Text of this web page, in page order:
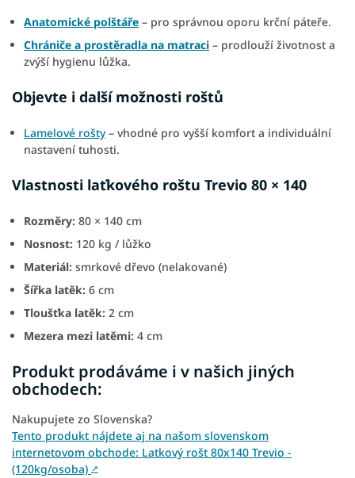
Anatomické polštáře – pro správnou oporu krční páteře.
Chrániče a prostěradla na matraci – prodlouží životnost a
zvýší hygienu lůžka.
Objevte i další možnosti roštů
Lamelové rošty– vhodné pro vyšší komfort a individuální
nastavení tuhosti.
Vlastnosti laťkového roštu Trevio 80 × 140
Rozměry: 80 × 140 cm
Nosnost: 120 kg / lůžko
Materiál: smrkové dřevo (nelakované)
Šířka latěk: 6 cm
Tloušťka latěk: 2 cm
Mezera mezi latěmi: 4 cm
Produkt prodáváme i v našich jiných
obchodech:
Nakupujete zo Slovenska?
Tento produkt nájdete aj na našom slovenskom
internetovom obchode: Latkový rošt 80x140 Trevio -
(120kg/osoba) ↗